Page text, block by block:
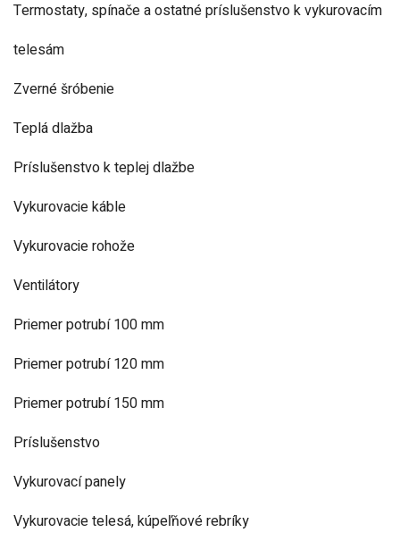
Termostaty, spínače a ostatné príslušenstvo k vykurovacím
telesám
Zverné šróbenie
Teplá dlažba
Príslušenstvo k teplej dlažbe
Vykurovacie káble
Vykurovacie rohože
Ventilátory
Priemer potrubí 100 mm
Priemer potrubí 120 mm
Priemer potrubí 150 mm
Príslušenstvo
Vykurovací panely
Vykurovacie telesá, kúpeľňové rebríky